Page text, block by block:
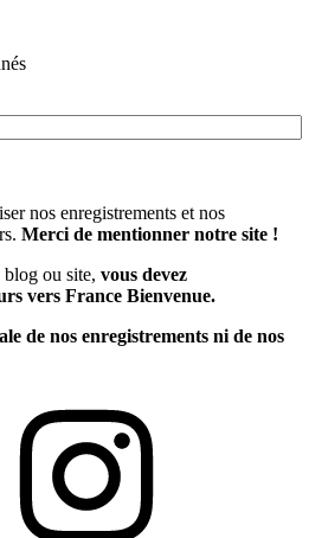
nos enregistrements et nos
Merci de mentionner notre site !
blog ou site, vous devez
vers France Bienvenue.
de nos enregistrements ni de nos